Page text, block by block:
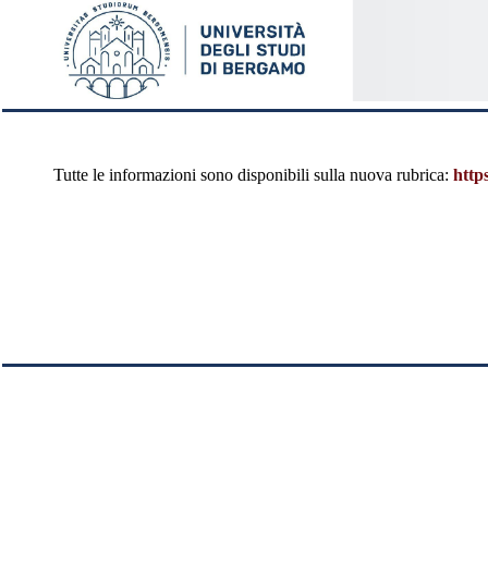
Tutte le informazioni sono disponibili sulla nuova rubrica: